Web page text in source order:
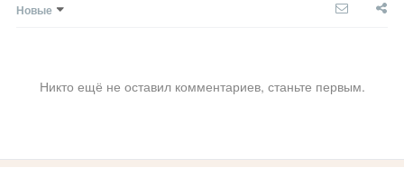
Новые
Никто ещё не оставил комментариев, станьте первым.